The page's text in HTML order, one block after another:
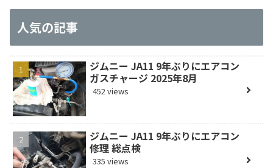
人気の記事
ジムニー JA11 9年ぶりにエアコン
ガスチャージ 2025年8月
452 views
ジムニー JA11 9年ぶりにエアコン
修理 総点検
335 views